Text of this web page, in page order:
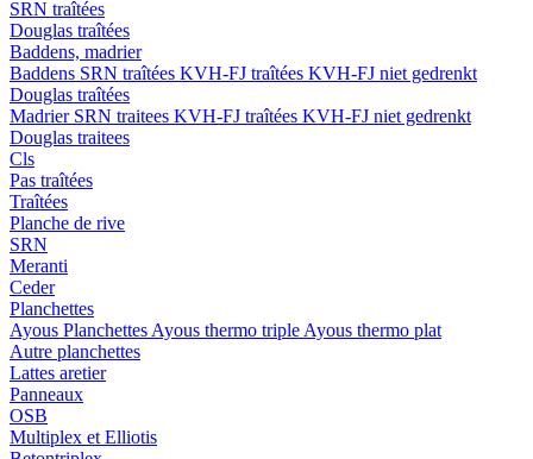
SRN traîtées
Douglas traîtées
Baddens, madrier
Baddens SRN traîtées KVH-FJ traîtées KVH-FJ niet gedrenkt
Douglas traîtées
Madrier SRN traitees KVH-FJ traîtées KVH-FJ niet gedrenkt
Douglas traitees
Cls
Pas traîtées
Traîtées
Planche de rive
SRN
Meranti
Ceder
Planchettes
Ayous Planchettes Ayous thermo triple Ayous thermo plat
Autre planchettes
Lattes aretier
Panneaux
OSB
Multiplex et Elliotis